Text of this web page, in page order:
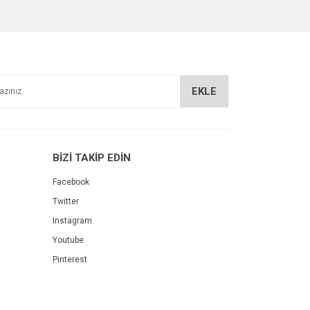
EKLE
BİZİ TAKİP EDİN
Facebook
Twitter
Instagram
Youtube
Pinterest